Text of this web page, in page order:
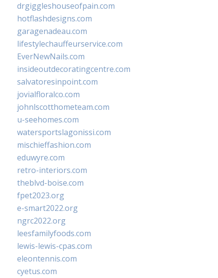
drgiggleshouseofpain.com
hotflashdesigns.com
garagenadeau.com
lifestylechauffeurservice.com
EverNewNails.com
insideoutdecoratingcentre.com
salvatoresinpoint.com
jovialfloralco.com
johnlscotthometeam.com
u-seehomes.com
watersportslagonissi.com
mischieffashion.com
eduwyre.com
retro-interiors.com
theblvd-boise.com
fpet2023.org
e-smart2022.org
ngrc2022.org
leesfamilyfoods.com
lewis-lewis-cpas.com
eleontennis.com
cyetus.com